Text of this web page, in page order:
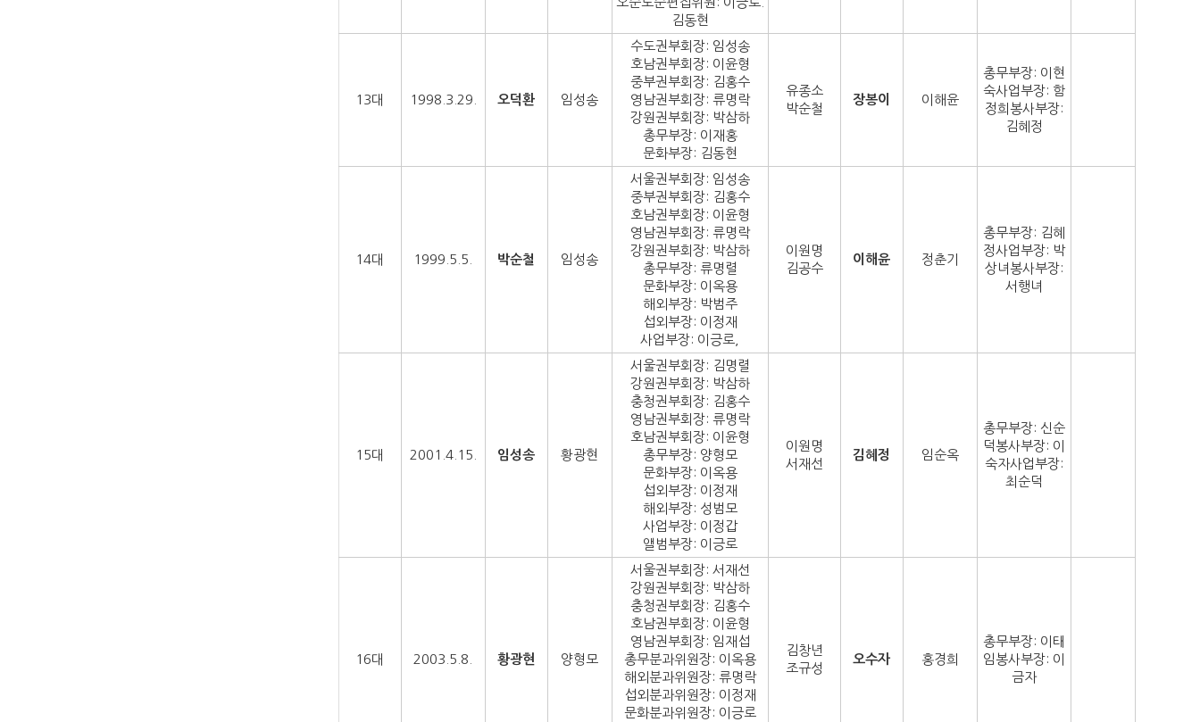
김동현
13대 1998.3.29. 오덕환 임성송
수도권부회장: 임성송
호남권부회장: 이윤형
중부권부회장: 김홍수
영남권부회장: 류명락
강원권부회장: 박삼하
총무부장: 이재홍
문화부장: 김동현
유종소
박순철
장봉이 이해윤
총무부장: 이현
숙사업부장: 함
정희봉사부장:
김혜정
14대 1999.5.5. 박순철 임성송
서울권부회장: 임성송
중부권부회장: 김홍수
호남권부회장: 이윤형
영남권부회장: 류명락
강원권부회장: 박삼하
총무부장: 류명렬
문화부장: 이옥용
해외부장: 박범주
섭외부장: 이정재
사업부장: 이긍로,
이원명
김공수
이해윤 정춘기
총무부장: 김혜
정사업부장: 박
상녀봉사부장:
서행녀
15대 2001.4.15. 임성송 황광현
서울권부회장: 김명렬
강원권부회장: 박삼하
충청권부회장: 김홍수
영남권부회장: 류명락
호남권부회장: 이윤형
총무부장: 양형모
문화부장: 이옥용
섭외부장: 이정재
해외부장: 성범모
사업부장: 이정갑
앨범부장: 이긍로
이원명
서재선
김혜정 임순옥
총무부장: 신순
덕봉사부장: 이
숙자사업부장:
최순덕
16대 2003.5.8. 황광현 양형모
서울권부회장: 서재선
강원권부회장: 박삼하
충청권부회장: 김홍수
호남권부회장: 이윤형
영남권부회장: 임재섭
총무분과위원장: 이옥용
해외분과위원장: 류명락
섭외분과위원장: 이정재
문화분과위원장: 이긍로
김창년
조규성
오수자 홍경희
총무부장: 이태
임봉사부장: 이
금자